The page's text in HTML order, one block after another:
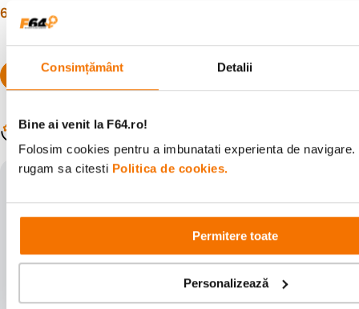
Consimțământ Detalii
Bine ai venit la F64.ro!
Folosim cookies pentru a imbunatati experienta de
rugam sa citesti Politica de cookies.
Permitere toate
Personalizează
630 lei
Populare în aceeași categorie
Verificat de F64